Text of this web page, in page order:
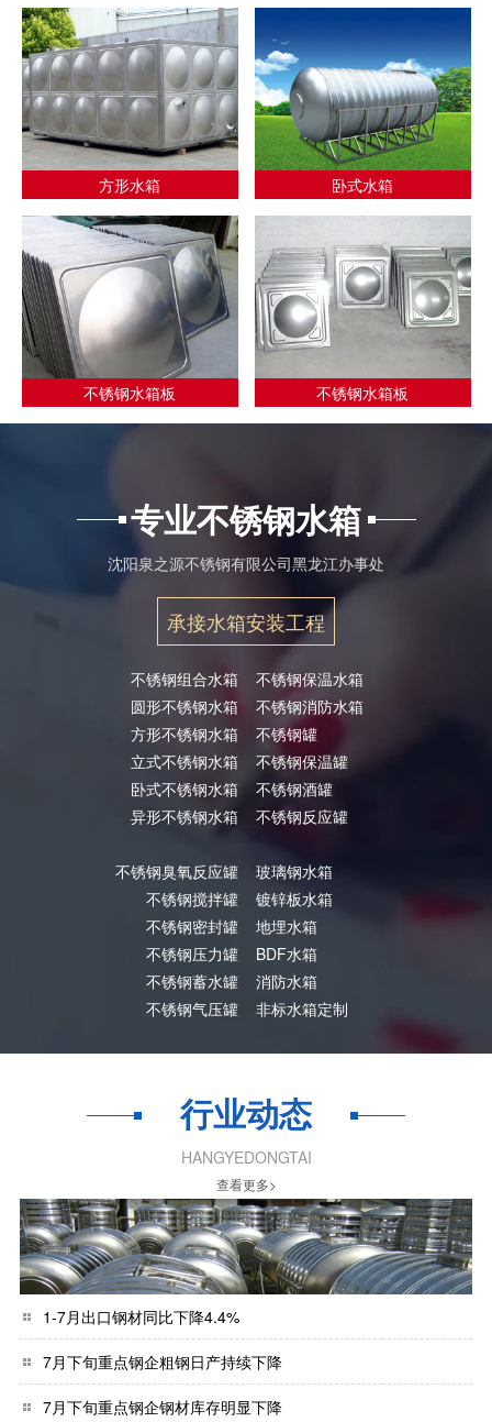
方形水箱 卧式水箱
不锈钢水箱板 不锈钢水箱板
专业不锈钢水箱
沈阳泉之源不锈钢有限公司黑龙江办事处
承接水箱安装工程
不锈钢组合水箱
圆形不锈钢水箱
方形不锈钢水箱
立式不锈钢水箱
卧式不锈钢水箱
异形不锈钢水箱
不锈钢臭氧反应罐
不锈钢搅拌罐
不锈钢密封罐
不锈钢压力罐
不锈钢蓄水罐
不锈钢气压罐
不锈钢保温水箱
不锈钢消防水箱
不锈钢罐
不锈钢保温罐
不锈钢酒罐
不锈钢反应罐
玻璃钢水箱
镀锌板水箱
地埋水箱
BDF水箱
消防水箱
非标水箱定制
行业动态
HANGYEDONGTAI
查看更多>
1-7月出口钢材同比下降4.4%
7月下旬重点钢企粗钢日产持续下降
7月下旬重点钢企钢材库存明显下降